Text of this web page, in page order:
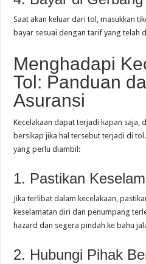
Saat akan keluar dari tol, masukkan
bayar sesuai dengan tarif yang telah
Menghadapi
Tol: Panduan
Asuransi
Kecelakaan dapat terjadi kapan saja,
bersikap jika hal tersebut terjadi di
yang perlu diambil:
1. Pastikan
Jika terlibat dalam kecelakaan,
keselamatan diri dan penumpang
hazard dan segera pindah ke bahu
2. Hubungi Pihak